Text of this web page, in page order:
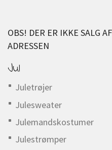
OBS! DER ER IKKE SALG
ADRESSEN
Jul
Juletrøjer
Julesweater
Julemandskostumer
Julestrømper